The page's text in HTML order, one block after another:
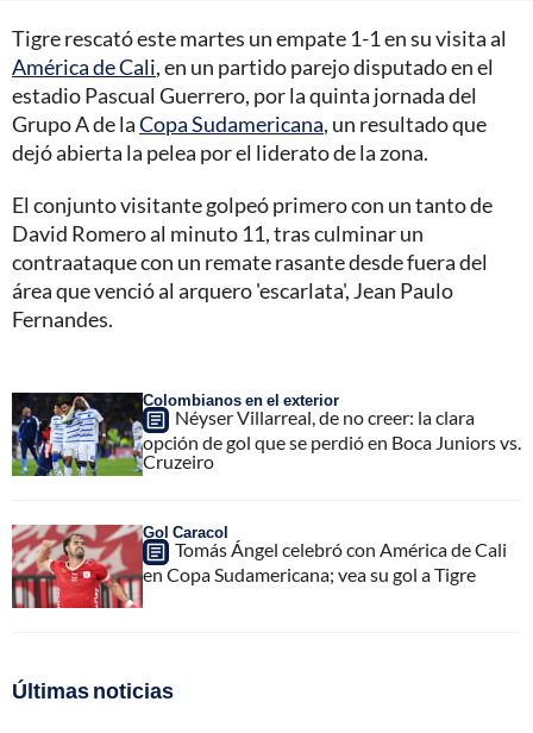
Tigre rescató este martes un empate 1-1 en su visita al
América de Cali, en un partido parejo disputado en el
estadio Pascual Guerrero, por la quinta jornada del
Grupo A de laCopa Sudamericana, un resultado que
dejó abierta la pelea por el liderato de la zona.
El conjunto visitante golpeó primero con un tanto de
David Romero al minuto 11, tras culminar un
contraataque con un remate rasante desde fuera del
área que venció al arquero 'escarlata', Jean Paulo
Fernandes.
Colombianos en el exterior
Néyser Villarreal, de no creer: la clara
opción de gol que se perdió en Boca Juniors vs.
Cruzeiro
Gol Caracol
Tomás Ángel celebró con América de Cali
en Copa Sudamericana; vea su gol a Tigre
Últimas noticias